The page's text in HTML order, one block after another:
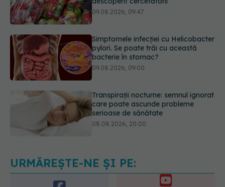
Simptomele infecției cu Helicobacter
pylori. Se poate trăi cu această
09.08.2026, 09:00
Transpirații nocturne: semnul ignorat
care poate ascunde probleme
08.08.2026, 20:00
Cum folosești uleiul esențial de
rozmarin pentru a opri căderea
URMĂREȘTE-NE ȘI PE: